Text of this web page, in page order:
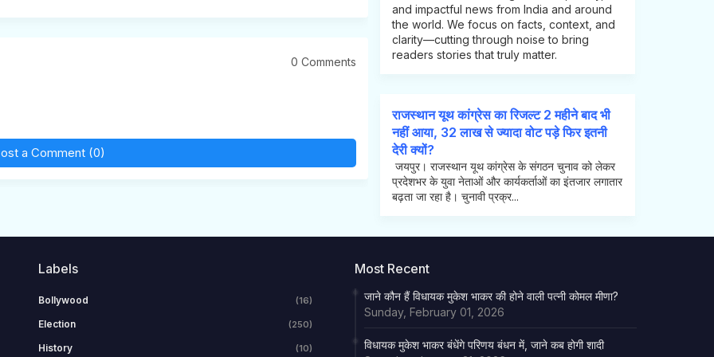
0 Comments
a Comment (0)
and impactful news from India and around
the world. We focus on facts, context, and
clarity—cutting through noise to bring
readers stories that truly matter.
राजस्थान यूथ कांग्रेस का रिजल्ट 2 महीने बाद भी
नहीं आया, 32 लाख से ज्यादा वोट पड़े फिर इतनी
देरी क्यों?
जयपुर। राजस्थान यूथ कांग्रेस के संगठन चुनाव को लेकर
प्रदेशभर के युवा नेताओं और कार्यकर्ताओं का इंतजार लगातार
बढ़ता जा रहा है। चुनावी प्रक्र...
Labels
Bollywood (16)
Election (250)
History (10)
Most Recent
जाने कौन हैं विधायक मुकेश भाकर की होने वाली पत्नी कोमल मीणा?
Sunday, February 01, 2026
विधायक मुकेश भाकर बंधेंगे परिणय बंधन में, जाने कब होगी शादी